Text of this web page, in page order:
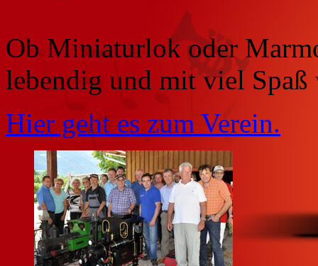
Ob Miniaturlok oder
lebendig und mit viel Spaß
Hier geht es zum Verein.